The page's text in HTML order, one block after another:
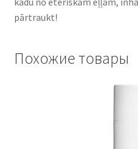
pārtraukt!
Похожие товары